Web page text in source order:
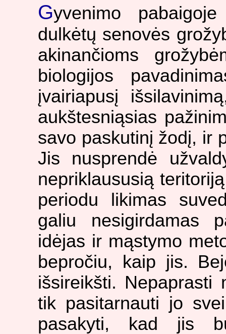
Gyvenimo
dulkėtų senovės
akinančioms
biologijos
įvairiapusį
aukštesniąsias
savo paskutinį žodį, ir
Jis nusprendė
nepriklaususią
periodu likimas
galiu nesigirdamas
idėjas ir mąstymo
bepročiu, kaip jis.
išsireikšti. Nepaprasti
tik pasitarnauti jo
pasakyti, kad jis